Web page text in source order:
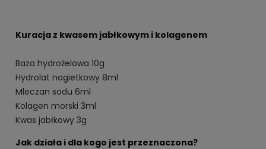
Kuracja z kwasem jabłkowym i kolagenem
Baza hydrożelowa 10g
Hydrolat nagietkowy 8ml
Mleczan sodu 6ml
Kolagen morski 3ml
Kwas jabłkowy 3g
Jak działa i dla kogo jest przeznaczona?